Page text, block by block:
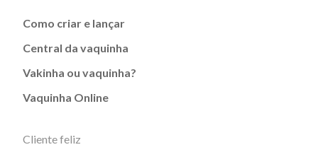
Como criar e lançar
Central da vaquinha
Vakinha ou vaquinha?
Vaquinha Online
Cliente feliz